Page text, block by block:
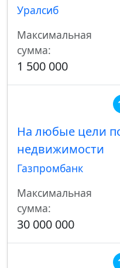
Уралсиб
Максимальная
сумма:
1 500 000
На любые цели
недвижимости
Газпромбанк
Максимальная
сумма:
30 000 000